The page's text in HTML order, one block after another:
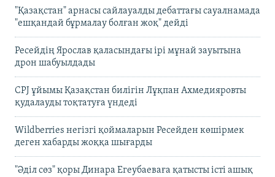
"Қазақстан" арнасы сайлауалды дебаттағы сауалнамада
"ешқандай бұрмалау болған жоқ" дейді
Ресейдің Ярослав қаласындағы ірі мұнай зауытына
дрон шабуылдады
CPJ ұйымы Қазақстан билігін Лұқпан Ахмедияровты
қудалауды тоқтатуға үндеді
Wildberries негізгі қоймаларын Ресейден көшірмек
деген хабарды жоққа шығарды
"Әділ сөз" қоры Динара Егеубаеваға қатысты істі ашық